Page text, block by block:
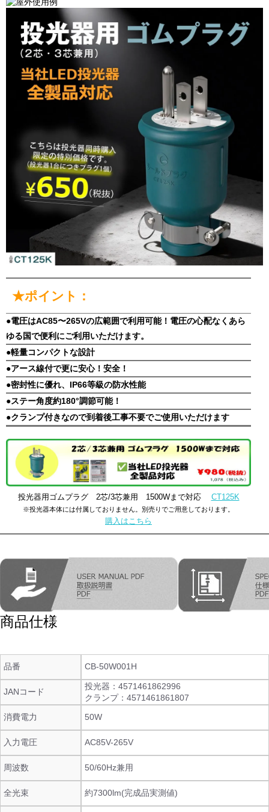
★ポイント：
●電圧はAC85〜265Vの広範囲で利用可能！電圧の心配なくあら
ゆる国で便利にご利用いただけます。
●軽量コンパクトな設計
●アース線付で更に安心！安全！
●密封性に優れ、IP66等級の防水性能
●ステー角度約180°調節可能！
●クランプ付きなので到着後工事不要でご使用いただけます
投光器用ゴムプラグ 2芯/3芯兼用 1500Wまで対応 CT125K
※投光器本体には付属しておりません。別売りでご用意しております。
購入はこちら
商品仕様
品番 CB-50W001H
JANコード
投光器：4571461862996
クランプ：4571461861807
消費電力
50W
入力電圧 AC85V-265V
周波数 50/60Hz兼用
全光束 約7300lm(完成品実測値)